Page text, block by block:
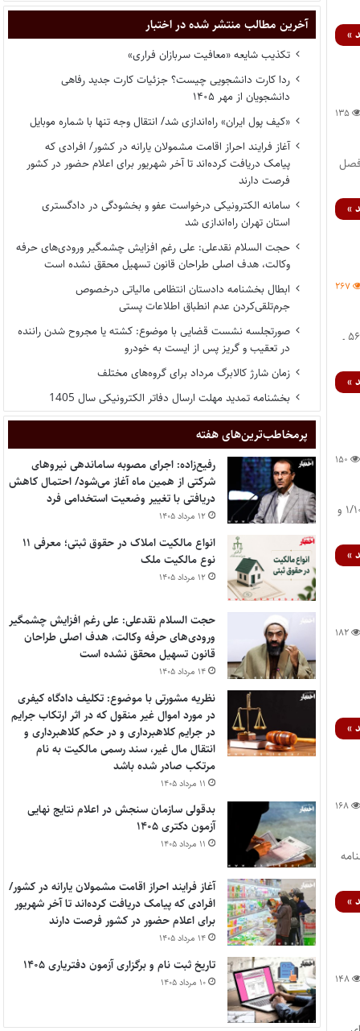
»
۱۳۵
بند۳ بخش چهارم فصل
»
۲۶۷
رأی شماره ۷۴۰ هیأت عمومی دیوان عدالت اداری مورخ ۱۳۹۵/۹/۳۰ با موضوع: ابطال بند ۲ صورتجلسه شماره ۵۶ ـ
»
۱۵۰
رأی شماره ۵۹۲ هیأت عمومی دیوان عدالت اداری مورخ ۱۳۹۵/۹/۲ با موضوع: ابطال بند۴ مصوبه مورخ ۱/۱۰/۱۳۸۴ و
»
۱۸۲
»
۱۶۸
۱۳۹۵/۹/۳۰ با موضوع: ابطال بند ۳ بخشنامه
»
۱۴۸
آخرین مطالب منتشر شده در اختبار
تکذیب شایعه «معافیت سربازان فراری»
ردا کارت دانشجویی چیست؟ جزئیات کارت جدید رفاهی
دانشجویان از مهر ۱۴۰۵
«کیف پول ایران» راه‌اندازی شد/ انتقال وجه تنها با شماره موبایل
آغاز فرایند احراز اقامت مشمولان یارانه در کشور/ افرادی که
پیامک دریافت کرده‌اند تا آخر شهریور برای اعلام حضور در کشور
فرصت دارند
سامانه الکترونیکی درخواست عفو و بخشودگی در دادگستری
استان تهران راه‌اندازی شد
حجت السلام نقدعلی: علی رغم افزایش چشمگیر ورودی‌های حرفه
وکالت، هدف اصلی طراحان قانون تسهیل محقق نشده است
ابطال بخشنامه دادستان انتظامی مالیاتی درخصوص
جرم‌تلقی‌کردن عدم انطباق اطلاعات پستی
صورتجلسه نشست قضایی با موضوع: کشته یا مجروح شدن راننده
در تعقیب و گریز پس از ایست به خودرو
زمان شارژ کالابرگ مرداد برای گروه‌های مختلف
بخشنامه تمدید مهلت ارسال دفاتر الکترونیکی سال 1405
پر‌مخاطب‌ترین‌های هفته
رفیع‌زاده: اجرای مصوبه ساماندهی نیروهای
شرکتی از همین ماه آغاز می‌شود/ احتمال کاهش
دریافتی با تغییر وضعیت استخدامی فرد
۱۲ مرداد ۱۴۰۵
انواع مالکیت املاک در حقوق ثبتی؛ معرفی ۱۱
نوع مالکیت ملک
۱۲ مرداد ۱۴۰۵
حجت السلام نقدعلی: علی رغم افزایش چشمگیر
ورودی‌های حرفه وکالت، هدف اصلی طراحان
قانون تسهیل محقق نشده است
۱۴ مرداد ۱۴۰۵
نظریه مشورتی با موضوع: تکلیف دادگاه کیفری
در مورد اموال غیر منقول که در اثر ارتکاب جرایم
در جرایم کلاهبرداری و در حکم کلاهبرداری و
انتقال مال غیر، سند رسمی مالکیت به نام
مرتکب صادر شده باشد
۱۱ مرداد ۱۴۰۵
بدقولی سازمان سنجش در اعلام نتایج نهایی
آزمون دکتری ۱۴۰۵
۱۱ مرداد ۱۴۰۵
آغاز فرایند احراز اقامت مشمولان یارانه در کشور/
افرادی که پیامک دریافت کرده‌اند تا آخر شهریور
برای اعلام حضور در کشور فرصت دارند
۱۴ مرداد ۱۴۰۵
تاریخ ثبت نام و برگزاری آزمون دفتریاری ۱۴۰۵
۱۰ مرداد ۱۴۰۵